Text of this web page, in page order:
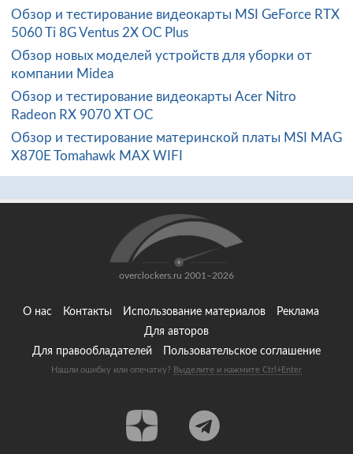
Обзор и тестирование видеокарты MSI GeForce RTX
5060 Ti 8G Ventus 2X OC Plus
Обзор новых моделей устройств для уборки от
компании Midea
Обзор и тестирование видеокарты Acer Nitro
Radeon RX 9070 XT OC
Обзор и тестирование материнской платы MSI MAG
X870E Tomahawk MAX WIFI
overclockers.ru 2001–2026
О нас Контакты Использование материалов
Реклама
Для авторов
Для правообладателей
Пользовательское соглашение
Нашли ошибку или опечатку? Выделите и нажмите Ctrl+Enter